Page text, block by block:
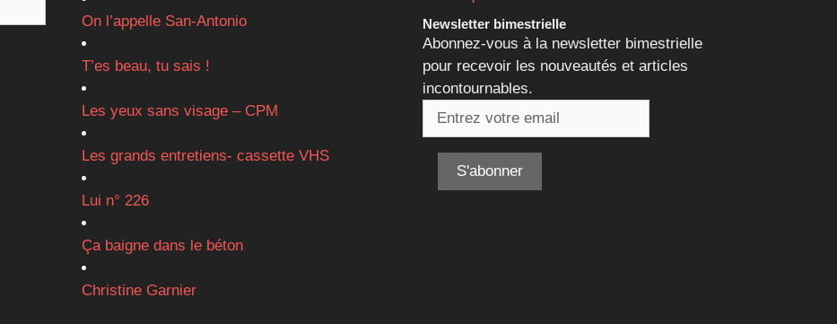
On l’appelle San-Antonio
T’es beau, tu sais !
Les yeux sans visage – CPM
Les grands entretiens- cassette VHS
Lui n° 226
Ça baigne dans le béton
Christine Garnier
Newsletter bimestrielle
Abonnez-vous à la newsletter bimestrielle
pour recevoir les nouveautés et articles
incontournables.